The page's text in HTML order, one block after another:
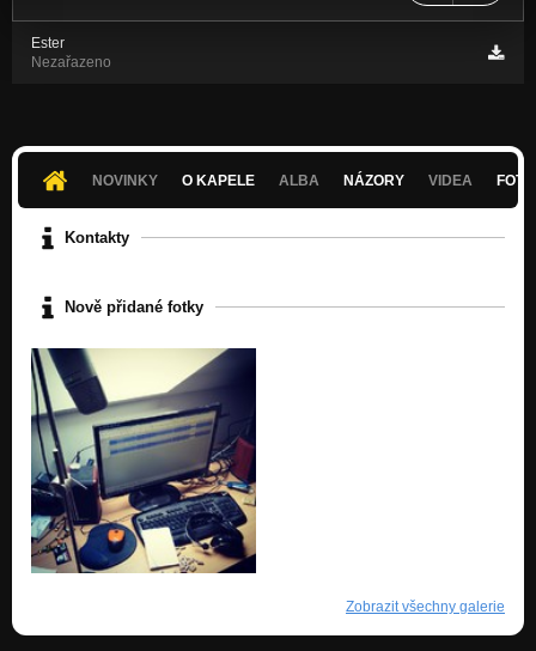
Ester
Nezařazeno
NOVINKY O KAPELE ALBA NÁZORY VIDEA
Kontakty
Nově přidané fotky
Zobrazit všechny galerie